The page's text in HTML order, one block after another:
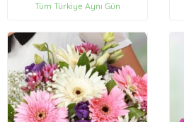
Tüm Türkiye Aynı Gün